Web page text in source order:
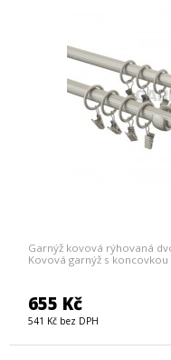
Garnýž kovová rýhovaná
Kovová garnýž s
655 Kč
541 Kč bez DPH